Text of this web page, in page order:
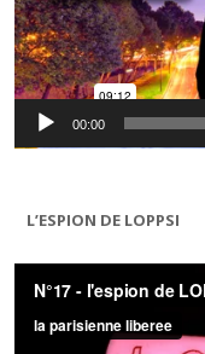
00:00
L’ESPION DE LOPPSI
Lecteur
vidéo